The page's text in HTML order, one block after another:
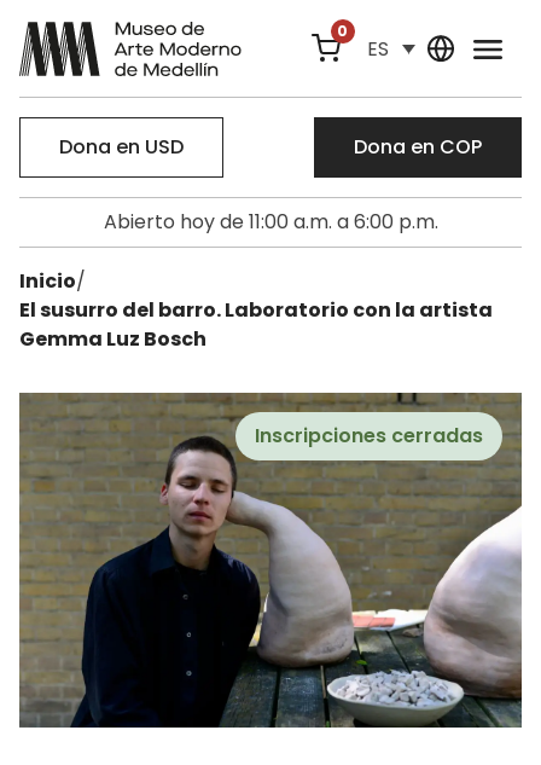
0
ES
Dona en USD Dona en COP
Abierto hoy de 11:00 a.m. a 6:00 p.m.
Inicio/
El susurro del barro. Laboratorio con la artista
Gemma Luz Bosch
Inscripciones cerradas